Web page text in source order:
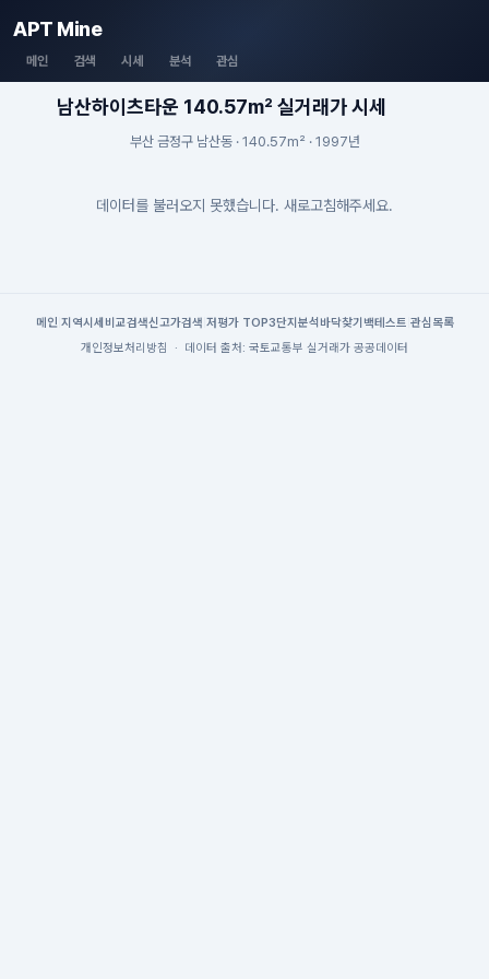
APT Mine
메인 검색 시세 분석 관심
남산하이츠타운 140.57m² 실거래가 시세
부산 금정구 남산동 · 140.57m² · 1997년
데이터를 불러오지 못했습니다. 새로고침해주세요.
메인| 지역시세 비교검색신고가검색 저평가 TOP3단지분석 바닥찾기 백테스트 관심목록
개인정보처리방침
· 데이터 출처: 국토교통부 실거래가 공공데이터